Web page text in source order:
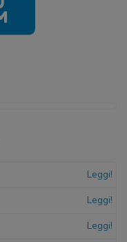
Leggi!
Leggi!
Leggi!